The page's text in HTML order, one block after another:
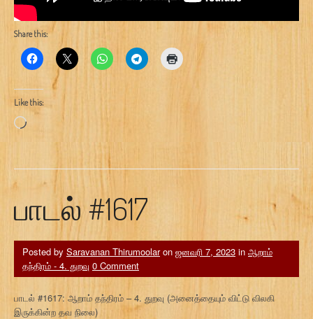
Share this:
Like this:
Loading…
பாடல் #1617
Posted by Saravanan Thirumoolaron ஜனவரி 7, 2023 in ஆறாம்
தந்திரம் - 4. துறவு 0 Comment
பாடல் #1617: ஆறாம் தந்திரம் – 4. துறவு (அனைத்தையும் விட்டு விலகி
இருக்கின்ற தவ நிலை)